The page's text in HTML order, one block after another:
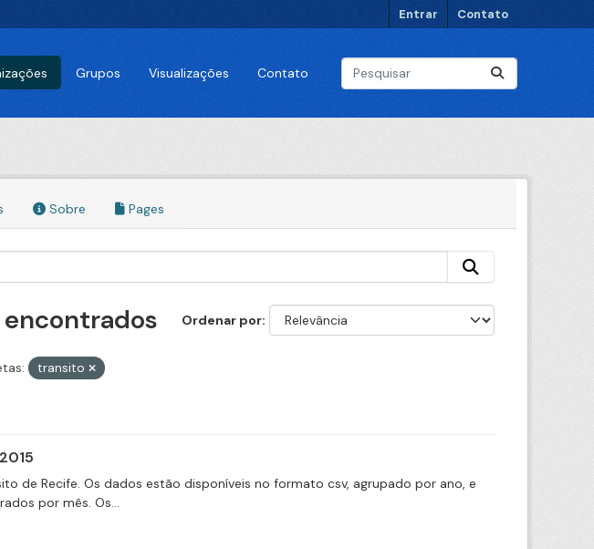
Entrar Contato
Grupos Visualizações Contato
Sobre Pages
Ordenar por
transito
de Recife. Os dados estão disponíveis no formato csv, agrupado por ano, e
por mês. Os...